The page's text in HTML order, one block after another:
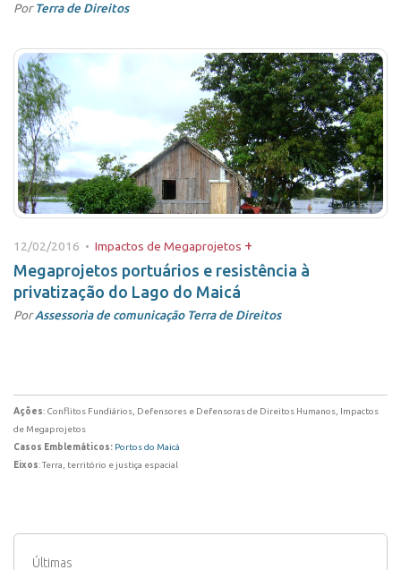
PorTerra de Direitos
12/02/2016 • Impactos de Megaprojetos +
Megaprojetos portuários e resistência à
privatização do Lago do Maicá
PorAssessoria de comunicação Terra de Direitos
Ações: Conflitos Fundiários, Defensores e Defensoras de Direitos Humanos, Impactos
de Megaprojetos
Casos Emblemáticos: Portos do Maicá
Eixos: Terra, território e justiça espacial
Últimas